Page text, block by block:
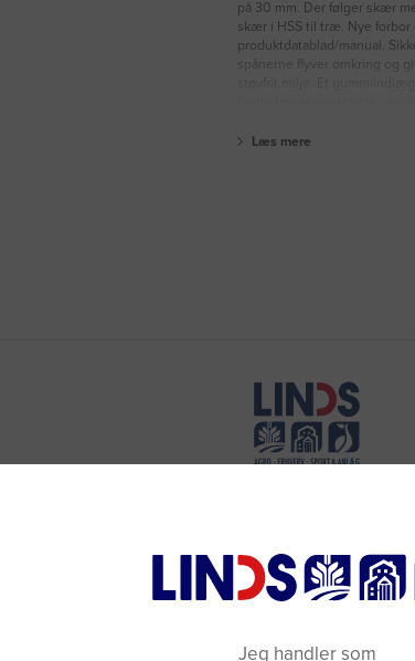
på 30 mm. Der følger skær
skær i HSS til træ. Nye forbor
produktdatablad/manual.
spånerne flyver omkring og
Læs mere
Jeg handler som